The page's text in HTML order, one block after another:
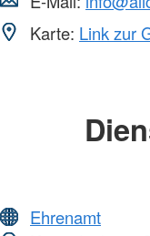
Karte: Link zur
Ehrenamt